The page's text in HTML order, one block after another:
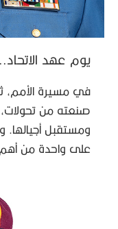
يوم عهد
في مسيرة الأمم،
صنعته من تحولات،
ومستقبل أجيالها.
على واحدة من